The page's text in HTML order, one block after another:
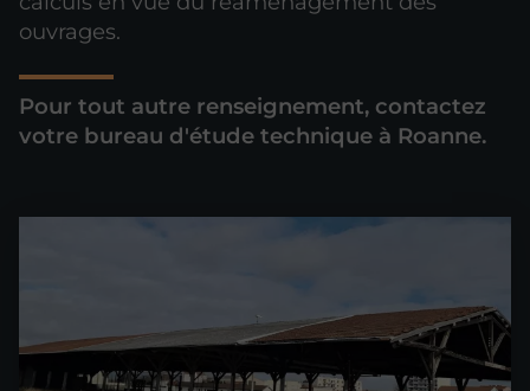
ouvrages.
Pour tout autre renseignement, contactez
votre bureau d'étude technique à Roanne.